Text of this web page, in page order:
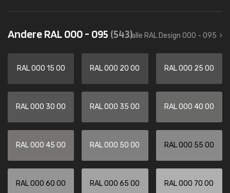
Andere RAL 000 - 095 (543)alle RAL Design 000 - 095
RAL 000 15 00 RAL 000 20 00 RAL 000 25 00
RAL 000 30 00 RAL 000 35 00 RAL 000 40 00
RAL 000 45 00 RAL 000 50 00 RAL 000 55 00
RAL 000 60 00 RAL 000 65 00 RAL 000 70 00